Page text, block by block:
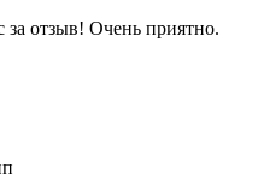
отзыв! Очень приятно.